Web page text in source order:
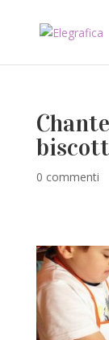
0 commenti